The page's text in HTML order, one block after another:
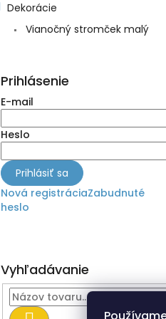
Dekorácie
Vianočný stromček malý
Prihlásenie
E-mail
Heslo
Prihlásiť sa
Nová registráciaZabudnuté
heslo
Vyhľadávanie